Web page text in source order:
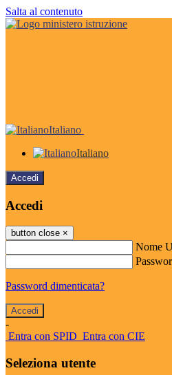
Salta al contenuto
Italiano
Italiano
Accedi
Accedi
button close ×
Nome
Password dimenticata?
-
Entra con SPID Entra con CIE
Seleziona utente